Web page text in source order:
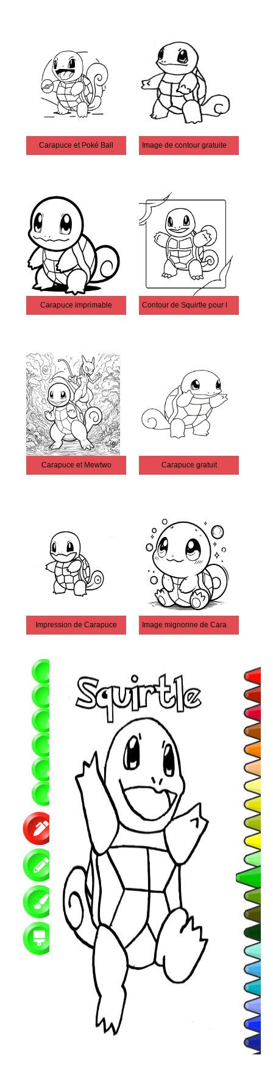
Carapuce et Poké Ball Image de contour gratuite de Squirtle
Carapuce imprimable Contour de Squirtle pour les enfants
Carapuce et Mewtwo Carapuce gratuit
Impression de Carapuce Image mignonne de Carapuce pour les enfants